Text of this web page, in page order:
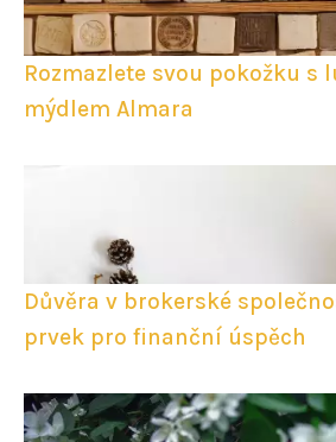
Rozmazlete svou pokožku s
mýdlem Almara
Důvěra v brokerské
prvek pro finanční úspěch